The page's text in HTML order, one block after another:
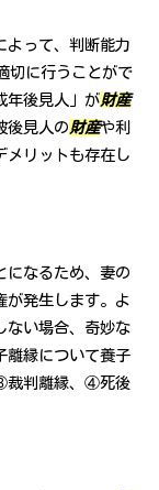
よって、判断能力
切に行うことがで
年後見人」が財産
後見人の財産や利
メリットも存在し
になるため、妻の
が発生します。よ
ない場合、奇妙な
離縁について養子
裁判離縁、④死後